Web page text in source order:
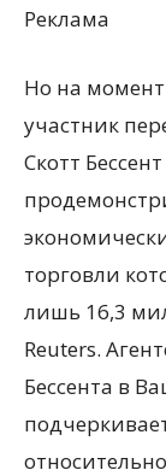
Реклама
Но на
участник
Скотт
торговли
лишь 16,3
Reuters.
Бессента в